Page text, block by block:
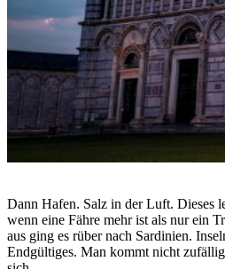
Dann Hafen. Salz in der Luft. Dieses
wenn eine Fähre mehr ist als nur ein
aus ging es rüber nach Sardinien.
Endgültiges. Man kommt nicht